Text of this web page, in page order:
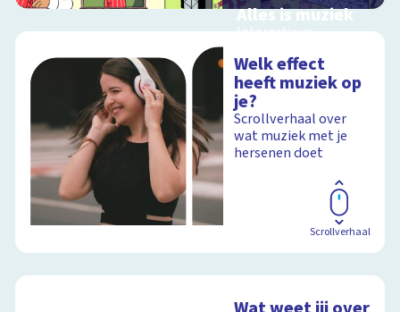
Alles is muziek
Interactieve
muziekinstrumenten
en muziekstijlen
Schoolplaat
Welk effect
heeft muziek op
je?
Scrollverhaal over
wat muziek met je
hersenen doet
Scrollverhaal